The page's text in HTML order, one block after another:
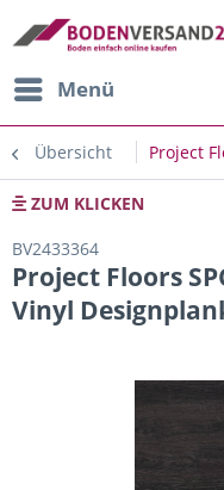
Menü
Übersicht Project
ZUM KLICKEN
BV2433364
Project Floors
Vinyl